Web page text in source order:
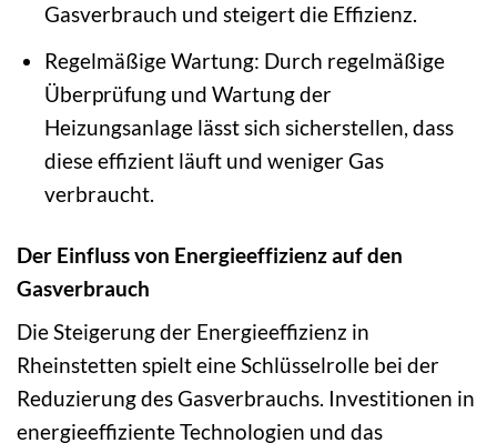
Gasverbrauch und steigert die Effizienz.
Regelmäßige Wartung: Durch regelmäßige
Überprüfung und Wartung der
Heizungsanlage lässt sich sicherstellen, dass
diese effizient läuft und weniger Gas
verbraucht.
Der Einfluss von Energieeffizienz auf den
Gasverbrauch
Die Steigerung der Energieeffizienz in
Rheinstetten spielt eine Schlüsselrolle bei der
Reduzierung des Gasverbrauchs. Investitionen in
energieeffiziente Technologien und das